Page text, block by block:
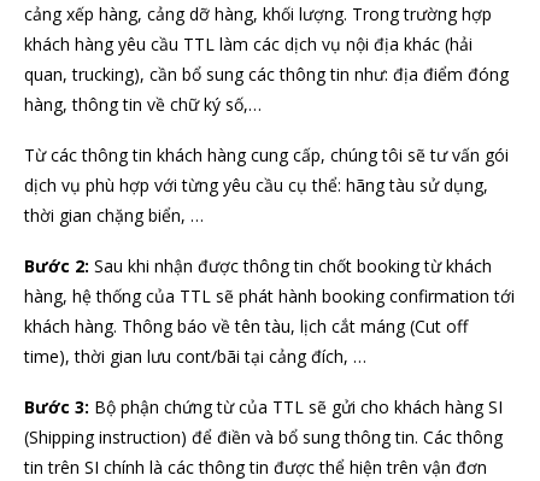
cảng xếp hàng, cảng dỡ hàng, khối lượng. Trong trường hợp
khách hàng yêu cầu TTL làm các dịch vụ nội địa khác (hải
quan, trucking), cần bổ sung các thông tin như: địa điểm đóng
hàng, thông tin về chữ ký số,…
Từ các thông tin khách hàng cung cấp, chúng tôi sẽ tư vấn gói
dịch vụ phù hợp với từng yêu cầu cụ thể: hãng tàu sử dụng,
thời gian chặng biển, …
Bước 2: Sau khi nhận được thông tin chốt booking từ khách
hàng, hệ thống của TTL sẽ phát hành booking confirmation tới
khách hàng. Thông báo về tên tàu, lịch cắt máng (Cut off
time), thời gian lưu cont/bãi tại cảng đích, …
Bước 3: Bộ phận chứng từ của TTL sẽ gửi cho khách hàng SI
(Shipping instruction) để điền và bổ sung thông tin. Các thông
tin trên SI chính là các thông tin được thể hiện trên vận đơn